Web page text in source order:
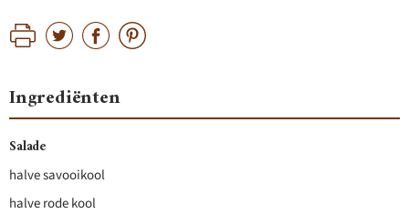
Ingrediënten
Salade
halve savooikool
halve rode kool